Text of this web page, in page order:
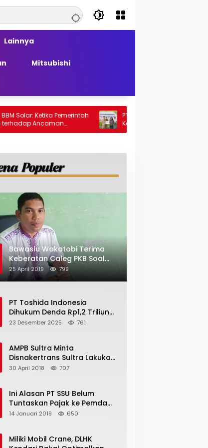
Lainnya
Mitsubishi
Pemerintah
PT Generasi Agung Perkasa Buktikan
Komitmen Sosial, Salurkan PPM Rp859,4
Juta untuk Masyarakat Lingkar
Bawaslu Wakatobi Terima
Keberatan Caleg PKB Soal
Penggelembungan Suara
25 April 2019 799
PT Toshida Indonesia
Dihukum Denda Rp1,2 Triliun
atas Aktivitas Tambang
23 Desember 2025 761
AMPB Sultra Minta
Disnakertrans Sultra Lakukan
Sweeping TKA
30 April 2018 707
Ini Alasan PT SSU Belum
Tuntaskan Pajak ke Pemda
Bombana Sebesar Rp8 Miliar
14 Januari 2019 650
Miliki Mobil Crane, DLHK